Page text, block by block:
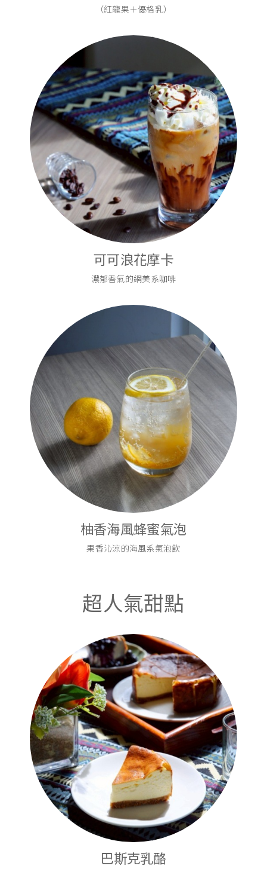
（紅龍果＋優格乳）
可可浪花摩卡
濃郁香氣的網美系咖啡
柚香海風蜂蜜氣泡
果香沁涼的海風系氣泡飲
超人氣甜點
巴斯克乳酪